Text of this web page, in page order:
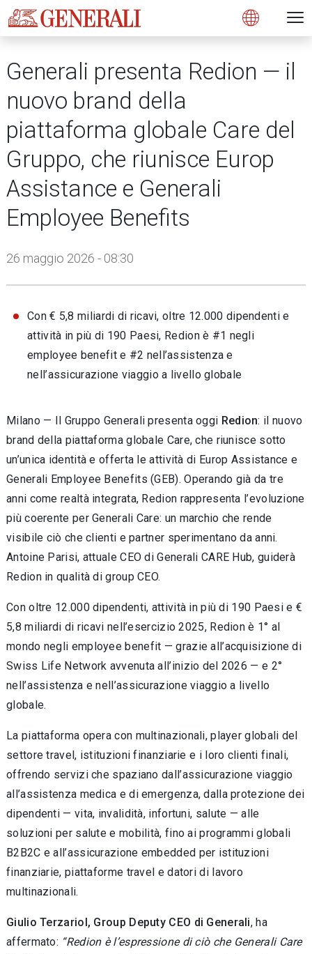
Open
Generali presenta Redion — il
nuovo brand della
piattaforma globale Care del
Gruppo, che riunisce Europ
Assistance e Generali
Employee Benefits
26 maggio 2026 - 08:30
Con € 5,8 miliardi di ricavi, oltre 12.000 dipendenti e
attività in più di 190 Paesi, Redion è #1 negli
employee benefit e #2 nell’assistenza e
nell’assicurazione viaggio a livello globale
Milano — Il Gruppo Generali presenta oggi Redion: il nuovo
brand della piattaforma globale Care, che riunisce sotto
un’unica identità e offerta le attività di Europ Assistance e
Generali Employee Benefits (GEB). Operando già da tre
anni come realtà integrata, Redion rappresenta l’evoluzione
più coerente per Generali Care: un marchio che rende
visibile ciò che clienti e partner sperimentano da anni.
Antoine Parisi, attuale CEO di Generali CARE Hub, guiderà
Redion in qualità di group CEO.
Con oltre 12.000 dipendenti, attività in più di 190 Paesi e €
5,8 miliardi di ricavi nell’esercizio 2025, Redion è 1° al
mondo negli employee benefit — grazie all’acquisizione di
Swiss Life Network avvenuta all’inizio del 2026 — e 2°
nell’assistenza e nell’assicurazione viaggio a livello
globale.
La piattaforma opera con multinazionali, player globali del
settore travel, istituzioni finanziarie e i loro clienti finali,
offrendo servizi che spaziano dall’assicurazione viaggio
all’assistenza medica e di emergenza, dalla protezione dei
dipendenti — vita, invalidità, infortuni, salute — alle
soluzioni per salute e mobilità, fino ai programmi globali
B2B2C e all’assicurazione embedded per istituzioni
finanziarie, piattaforme travel e datori di lavoro
multinazionali.
Giulio Terzariol, Group Deputy CEO di Generali, ha
affermato: “Redion è l’espressione di ciò che Generali Care